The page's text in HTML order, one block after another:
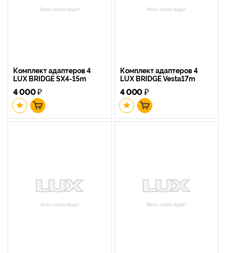
Комплект адаптеров 4
LUX BRIDGE SX4-15m
4 000₽
Комплект адаптеров 4
LUX BRIDGE Vesta17m
4 000₽